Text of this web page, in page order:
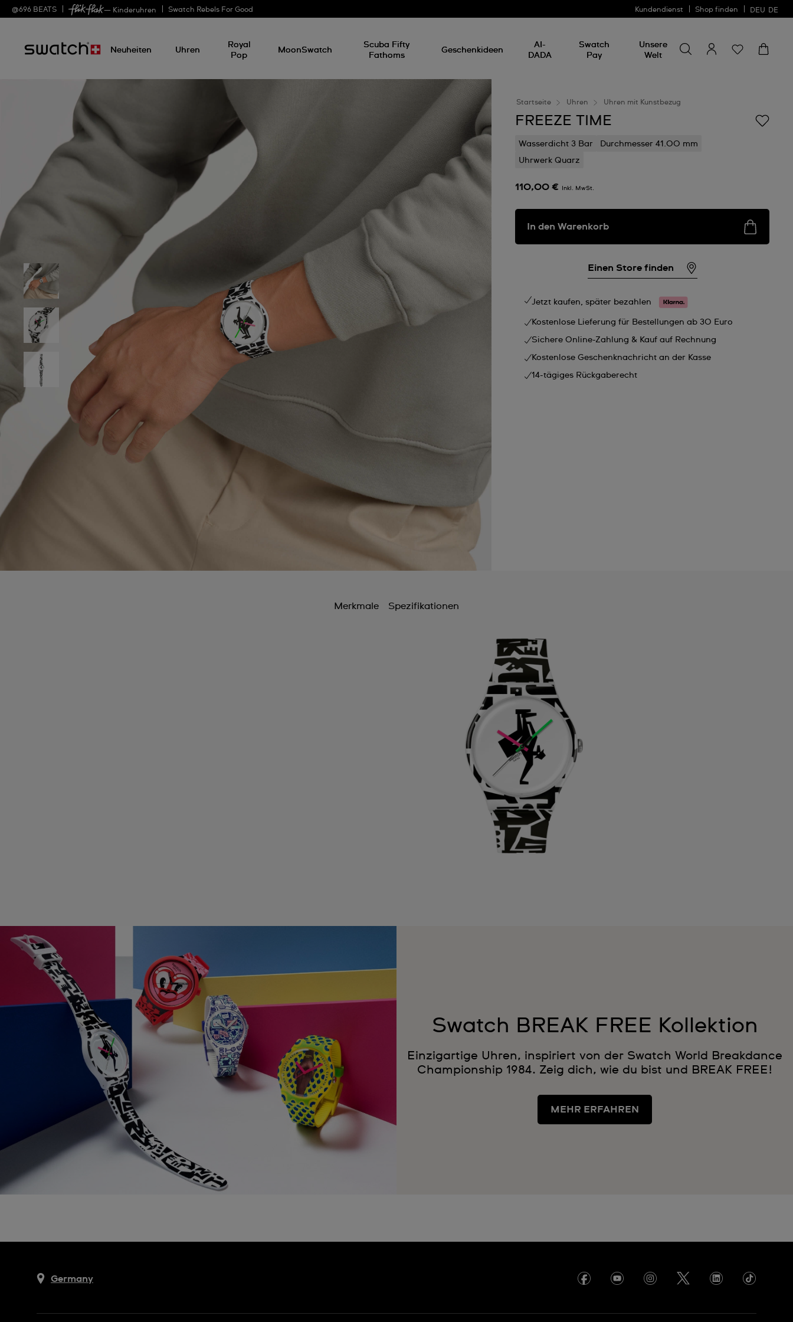
@696 BEATS — Kinderuhren Swatch Rebels For Good Kundendienst Shop finden DEU DE
Neuheiten Uhren
Royal
Pop
MoonSwatch
Scuba Fifty
Fathoms
Geschenkideen
AI-
DADA
Swatch
Pay
Unsere
Welt
etwas
suchen
Startseite Uhren Uhren mit Kunstbezug
FREEZE TIME
Wasserdicht 3 Bar
Durchmesser 41.00 mm
Uhrwerk Quarz
110,00 € Inkl. MwSt.
In den Warenkorb
Einen Store finden
Jetzt kaufen, später bezahlen
Kostenlose Lieferung für Bestellungen ab 30 Euro
Sichere Online-Zahlung & Kauf auf Rechnung
Kostenlose Geschenknachricht an der Kasse
14-tägiges Rückgaberecht
Merkmale Spezifikationen
Swatch BREAK FREE Kollektion
Einzigartige Uhren, inspiriert von der Swatch World Breakdance
Championship 1984. Zeig dich, wie du bist und BREAK FREE!
MEHR ERFAHREN
Germany